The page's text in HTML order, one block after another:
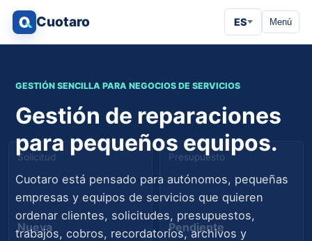
Cuotaro ES Menú
Solicitud
Nueva
Presupuesto
Pendiente
GESTIÓN SENCILLA PARA NEGOCIOS DE SERVICIOS
Gestión de reparaciones
para pequeños equipos.
Cuotaro está pensado para autónomos, pequeñas
empresas y equipos de servicios que quieren
ordenar clientes, solicitudes, presupuestos,
trabajos, cobros, recordatorios, archivos y